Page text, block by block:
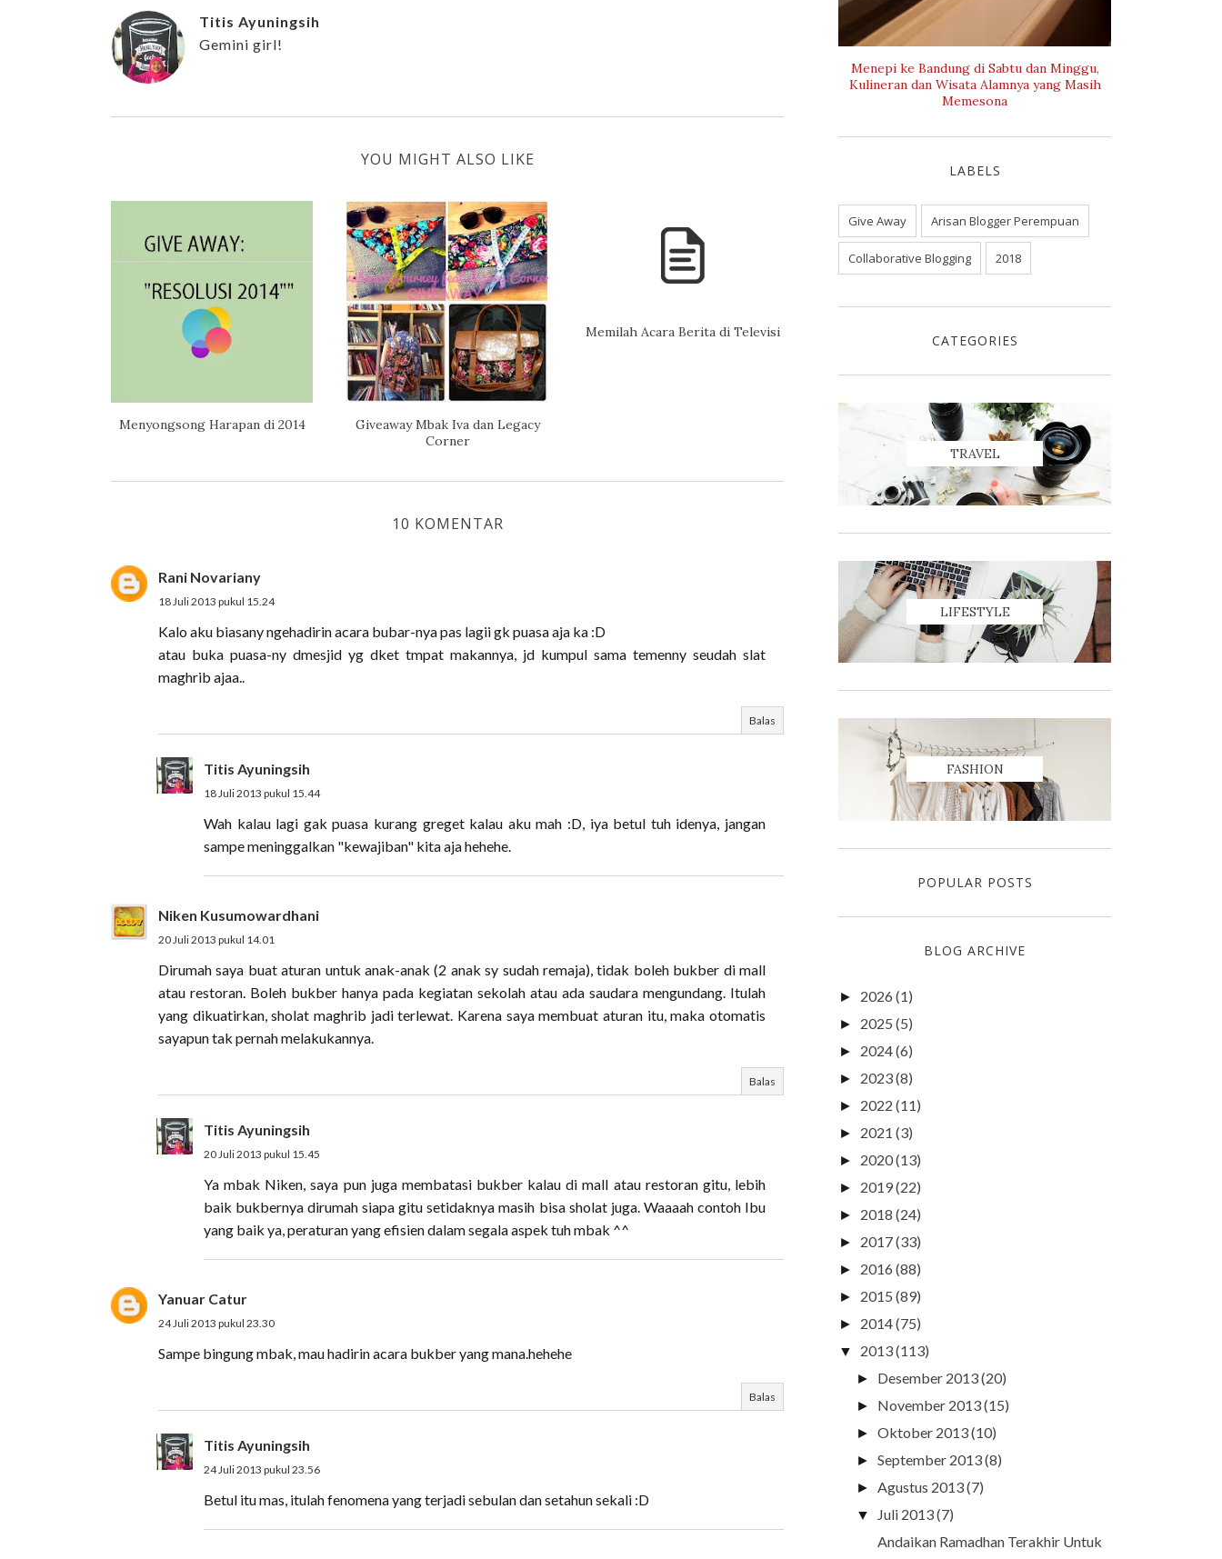
Titis Ayuningsih
Gemini girl!
YOU MIGHT ALSO LIKE
Menyongsong Harapan di 2014
Giveaway Mbak Iva dan Legacy
Corner
Memilah Acara Berita di Televisi
10 KOMENTAR
Rani Novariany
18 Juli 2013 pukul 15.24
Kalo aku biasany ngehadirin acara bubar-nya pas lagii gk puasa aja ka :D
atau buka puasa-ny dmesjid yg dket tmpat makannya, jd kumpul sama temenny seudah slat
maghrib ajaa..
Balas
Titis Ayuningsih
18 Juli 2013 pukul 15.44
Wah kalau lagi gak puasa kurang greget kalau aku mah :D, iya betul tuh idenya, jangan
sampe meninggalkan "kewajiban" kita aja hehehe.
Niken Kusumowardhani
20 Juli 2013 pukul 14.01
Dirumah saya buat aturan untuk anak-anak (2 anak sy sudah remaja), tidak boleh bukber di mall
atau restoran. Boleh bukber hanya pada kegiatan sekolah atau ada saudara mengundang. Itulah
yang dikuatirkan, sholat maghrib jadi terlewat. Karena saya membuat aturan itu, maka otomatis
sayapun tak pernah melakukannya.
Balas
Titis Ayuningsih
20 Juli 2013 pukul 15.45
Ya mbak Niken, saya pun juga membatasi bukber kalau di mall atau restoran gitu, lebih
baik bukbernya dirumah siapa gitu setidaknya masih bisa sholat juga. Waaaah contoh Ibu
yang baik ya, peraturan yang efisien dalam segala aspek tuh mbak ^^
Yanuar Catur
24 Juli 2013 pukul 23.30
Sampe bingung mbak, mau hadirin acara bukber yang mana.hehehe
Balas
Titis Ayuningsih
24 Juli 2013 pukul 23.56
Betul itu mas, itulah fenomena yang terjadi sebulan dan setahun sekali :D
Menepi ke Bandung di Sabtu dan Minggu,
Kulineran dan Wisata Alamnya yang Masih
Memesona
LABELS
Give Away Arisan Blogger Perempuan
Collaborative Blogging 2018
CATEGORIES
TRAVEL
LIFESTYLE
FASHION
POPULAR POSTS
BLOG ARCHIVE
► 2026 (1)
► 2025 (5)
► 2024(6)
► 2023(8)
► 2022 (11)
► 2021 (3)
► 2020(13)
► 2019(22)
► 2018 (24)
► 2017(33)
► 2016 (88)
► 2015 (89)
► 2014(75)
▼ 2013(113)
► Desember 2013(20)
► November 2013(15)
►Oktober 2013(10)
►September 2013(8)
►Agustus 2013(7)
▼ Juli 2013(7)
Andaikan Ramadhan Terakhir Untuk